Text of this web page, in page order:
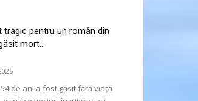
tragic pentru un român din
mort...
de ani a fost găsit fără viață